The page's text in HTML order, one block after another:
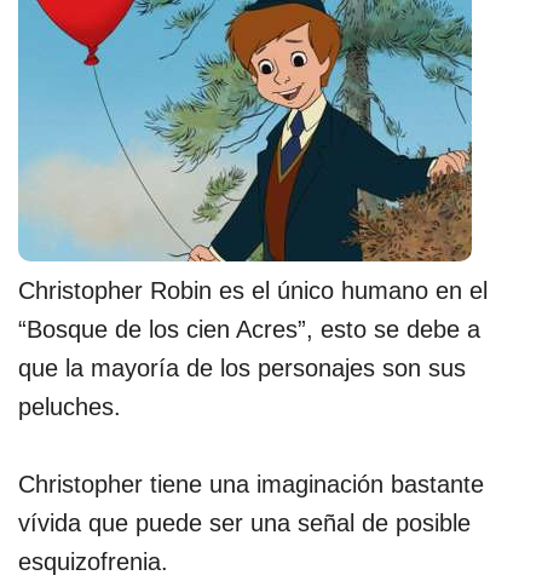
Christopher Robin es el único humano en el
“Bosque de los cien Acres”, esto se debe a
que la mayoría de los personajes son sus
peluches.
Christopher tiene una imaginación bastante
vívida que puede ser una señal de posible
esquizofrenia.